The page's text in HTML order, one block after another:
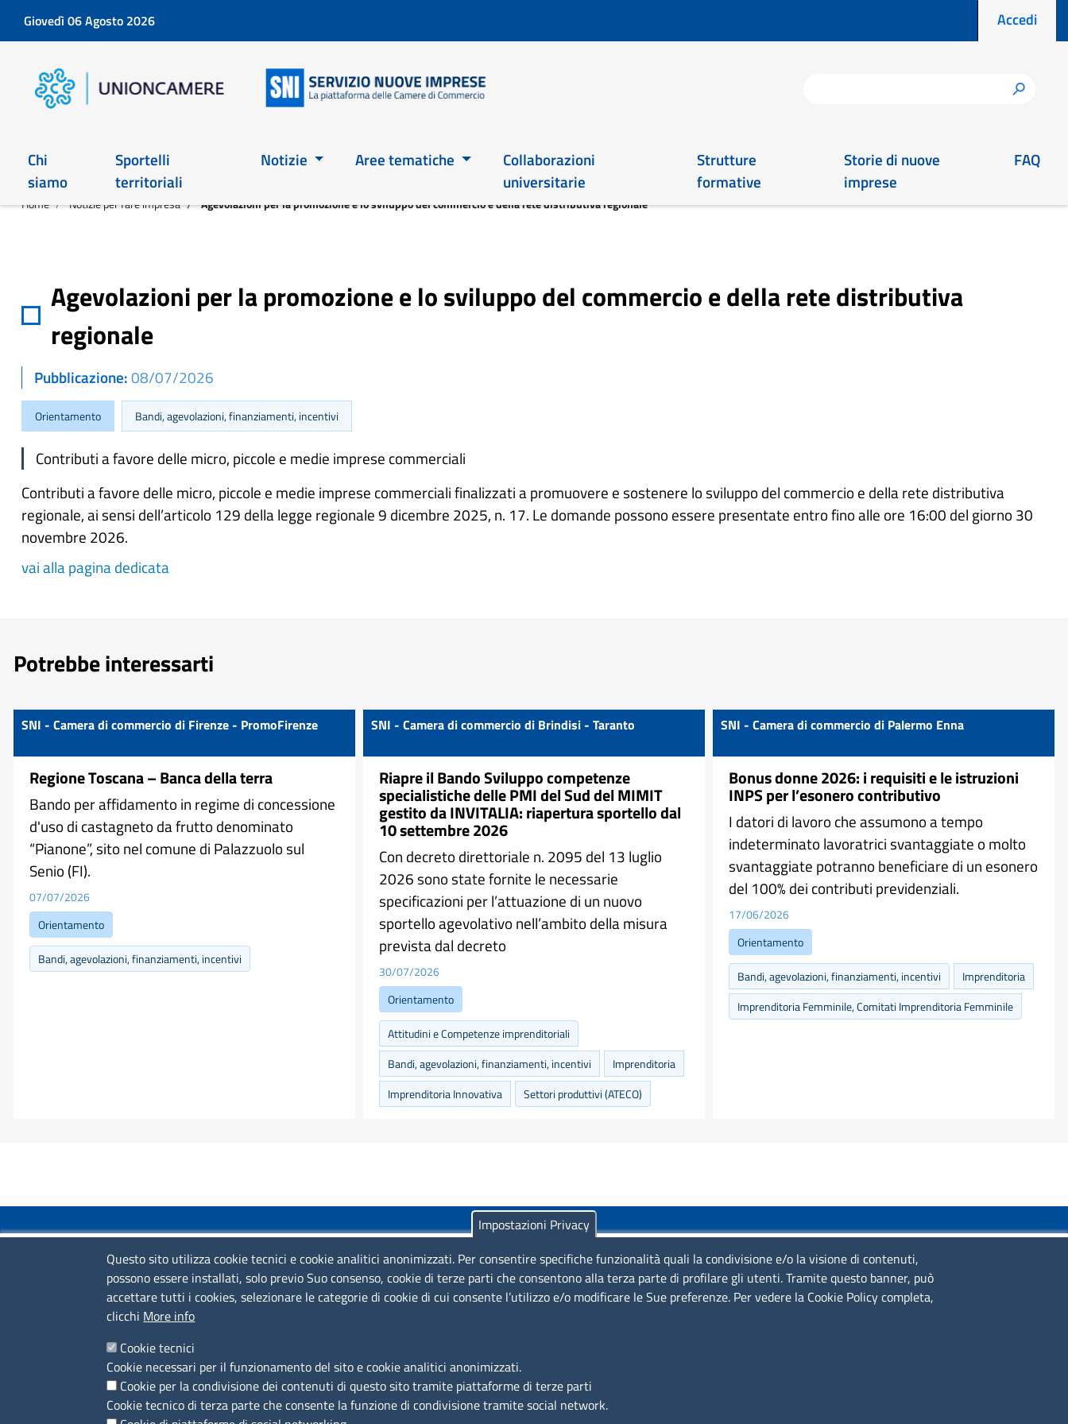
Giovedì 06 Agosto 2026 Menu
Accedi
h
Main 2026
Chi
siamo
Sportelli
territoriali
Notizie Aree tematiche
Collaborazioni
universitarie
Strutture
formative
Storie di nuove
imprese
FAQ
Home Notizie per fare impresa Agevolazioni per la promozione e lo sviluppo del commercio e della rete distributiva regionale
Agevolazioni per la promozione e lo sviluppo del commercio e della rete distributiva
regionale
Pubblicazione 08/07/2026
Orientamento Bandi, agevolazioni, finanziamenti, incentivi
Contributi a favore delle micro, piccole e medie imprese commerciali
Contributi a favore delle micro, piccole e medie imprese commerciali finalizzati a promuovere e sostenere lo sviluppo del commercio e della rete distributiva
regionale, ai sensi dell’articolo 129 della legge regionale 9 dicembre 2025, n. 17. Le domande possono essere presentate entro fino alle ore 16:00 del giorno 30
novembre 2026.
vai alla pagina dedicata
Potrebbe interessarti
SNI - Camera di commercio di Firenze - PromoFirenze
Regione Toscana – Banca della terra
Bando per affidamento in regime di concessione
d'uso di castagneto da frutto denominato
“Pianone”, sito nel comune di Palazzuolo sul
Senio (FI).
07/07/2026
Orientamento
Bandi, agevolazioni, finanziamenti, incentivi
SNI - Camera di commercio di Brindisi - Taranto
Riapre il Bando Sviluppo competenze
specialistiche delle PMI del Sud del MIMIT
gestito da INVITALIA: riapertura sportello dal
10 settembre 2026
Con decreto direttoriale n. 2095 del 13 luglio
2026 sono state fornite le necessarie
specificazioni per l’attuazione di un nuovo
sportello agevolativo nell’ambito della misura
prevista dal decreto
30/07/2026
Orientamento
Attitudini e Competenze imprenditoriali
Bandi, agevolazioni, finanziamenti, incentivi
Imprenditoria
Imprenditoria Innovativa
Settori produttivi (ATECO)
SNI - Camera di commercio di Palermo Enna
Bonus donne 2026: i requisiti e le istruzioni
INPS per l’esonero contributivo
I datori di lavoro che assumono a tempo
indeterminato lavoratrici svantaggiate o molto
svantaggiate potranno beneficiare di un esonero
del 100% dei contributi previdenziali.
17/06/2026
Orientamento
Bandi, agevolazioni, finanziamenti, incentivi
Imprenditoria
Imprenditoria Femminile, Comitati Imprenditoria Femminile
COLLEGAMENTI VELOCI
Colloqui di primo orientamento
Colloqui specialistici
Sportelli territoriali
Piazza Sallustio, 21 - 00187 Roma
C.F.: 01484460587
P.Iva: 01000211001
SERVIZIO REALIZZATO DA
Impostazioni Privacy
Questo sito utilizza cookie tecnici e cookie analitici anonimizzati. Per consentire specifiche funzionalità quali la condivisione e/o la visione di contenuti,
possono essere installati, solo previo Suo consenso, cookie di terze parti che consentono alla terza parte di profilare gli utenti. Tramite questo banner, può
accettare tutti i cookies, selezionare le categorie di cookie di cui consente l’utilizzo e/o modificare le Sue preferenze. Per vedere la Cookie Policy completa,
clicchi More info
Cookie tecnici
Cookie necessari per il funzionamento del sito e cookie analitici anonimizzati.
Cookie per la condivisione dei contenuti di questo sito tramite piattaforme di terze parti
Cookie tecnico di terza parte che consente la funzione di condivisione tramite social network.